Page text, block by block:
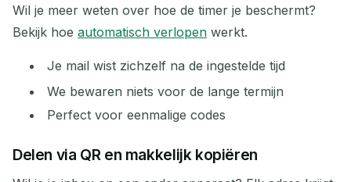
Wil je meer weten over hoe de timer je beschermt?
Bekijk hoe automatisch verlopen werkt.
Je mail wist zichzelf na de ingestelde tijd
We bewaren niets voor de lange termijn
Perfect voor eenmalige codes
Delen via QR en makkelijk kopiëren